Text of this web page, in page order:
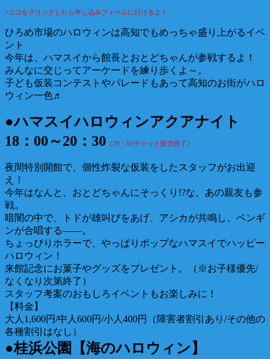
↑ココをクリックしたら申し込みフォームに行けるよ！
ひろめ市場のハロウィンは高知でもめっちゃ盛り上がるイベ
ント
今年は、ハマスイから館長とおとどちゃんが参戦するよ！
みんなに交じってアーケードを練り歩くよ～。
子ども仮装コンテストやパレードもあって高知のお街がハロ
ウィン一色♬
●ハマスイハロウィンアクアナイト
18：00～20：30 （20：00チケット販売終了）
夜間特別開館で、個性炸裂な仮装をしたスタッフがお出迎
え！
今年はなんと、おとどちゃんにそっくり!?な、あの親友も参
戦。
暗闇の中で、トドが雄叫びをあげ、アシカが共鳴し、ペンギ
ンが合唱する――。
ちょっぴりホラーで、やっぱりポップなハマスイでハッピー
ハロウィン！
来館記念にお菓子やグッズをプレゼント。（※お子様優先/
なくなり次第終了）
スタッフ考案のおもしろイベントもお楽しみに！
【料金】
大人1,600円/中人600円/小人400円（障害者割引あり/その他の
各種割引はなし）
●桂浜公園【海のハロウィン】